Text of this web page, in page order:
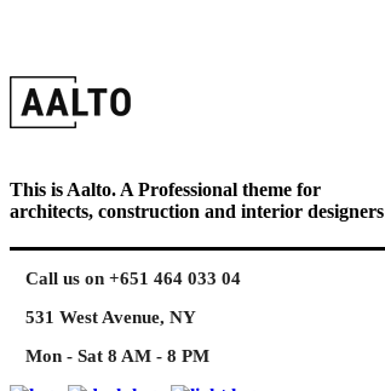
This is Aalto. A Professional theme for
architects, construction and interior designers
Call us on +651 464 033 04
531 West Avenue, NY
Mon - Sat 8 AM - 8 PM